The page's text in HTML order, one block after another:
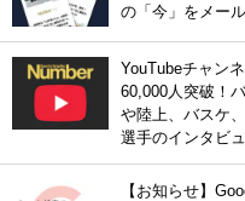
の「今」をメー
YouTubeチャン
60,000人突破！
や陸上、バスケ
選手のインタビ
【お知らせ】